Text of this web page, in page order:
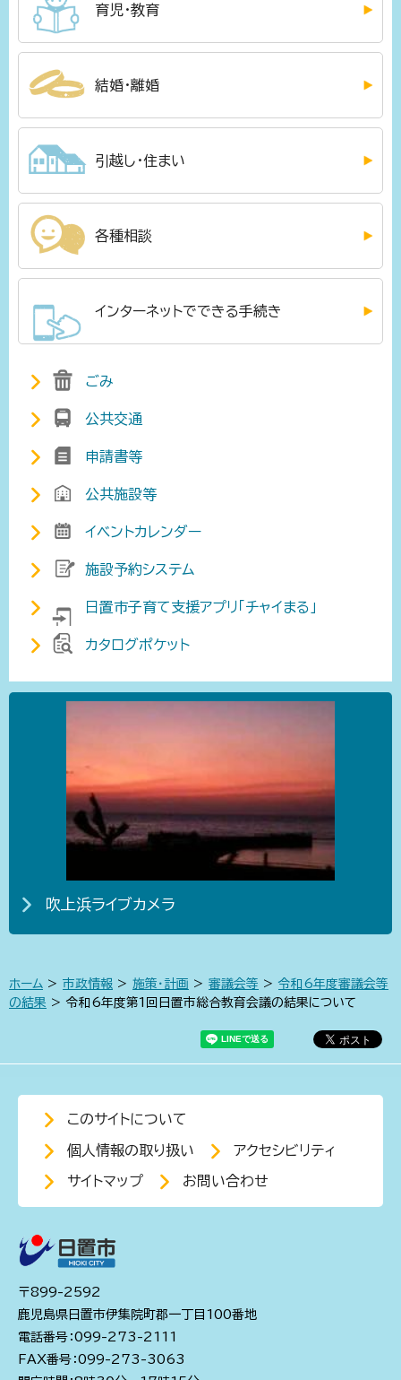
育児・教育
結婚・離婚
引越し・住まい
各種相談
インターネットでできる手続き
ごみ
公共交通
申請書等
公共施設等
イベントカレンダー
施設予約システム
日置市子育て支援アプリ「チャイまる」
カタログポケット
吹上浜ライブカメラ
ホーム > 市政情報 > 施策・計画 > 審議会等 > 令和6年度審議会等
の結果 > 令和6年度第1回日置市総合教育会議の結果について
このサイトについて
個人情報の取り扱い アクセシビリティ
サイトマップ お問い合わせ
〒899-2592
鹿児島県日置市伊集院町郡一丁目100番地
電話番号：099-273-2111
FAX番号：099-273-3063